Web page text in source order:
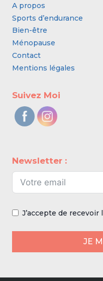
A propos
Sports d’endurance
Bien-être
Ménopause
Contact
Mentions légales
Suivez Moi
Newsletter :
J’accepte de
JE